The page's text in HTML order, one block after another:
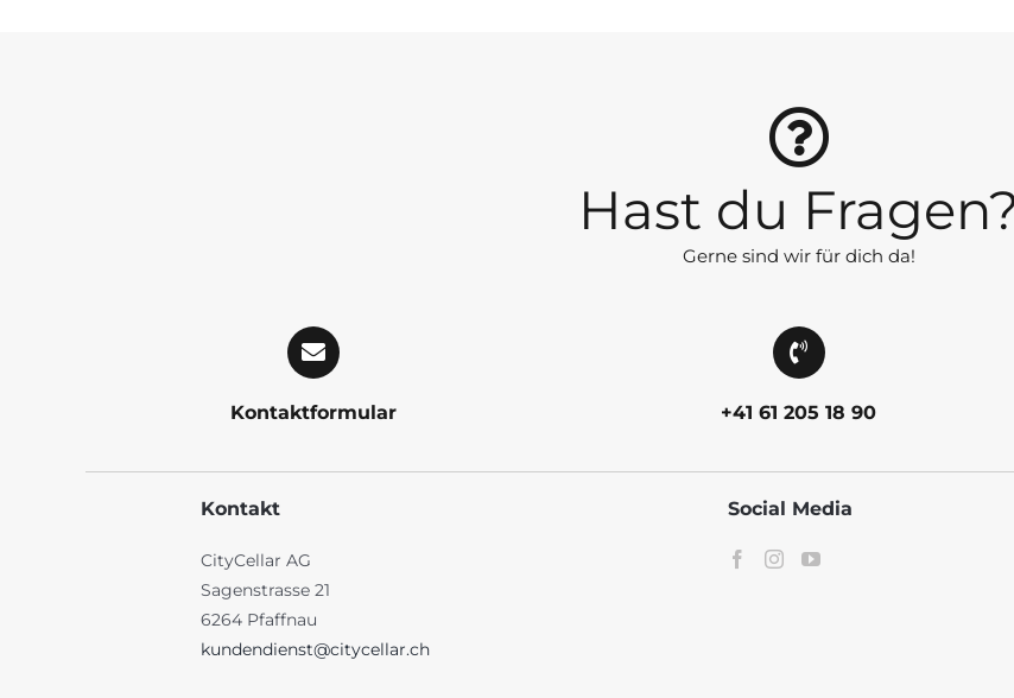
Hast du Fragen?
Gerne sind wir für dich da!
Kontaktformular +41 61 205 18 90
Kontakt
CityCellar AG
Sagenstrasse 21
6264 Pfaffnau
kundendienst@citycellar.ch
Social Media